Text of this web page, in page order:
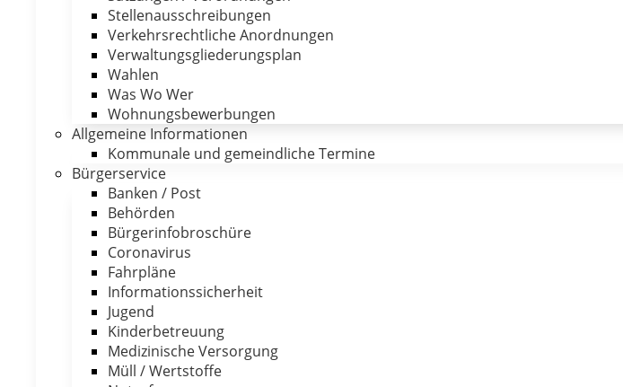
Stellenausschreibungen
Verkehrsrechtliche Anordnungen
Verwaltungsgliederungsplan
Wahlen
Was Wo Wer
Wohnungsbewerbungen
Allgemeine Informationen
Kommunale und gemeindliche Termine
Bürgerservice
Banken / Post
Behörden
Bürgerinfobroschüre
Coronavirus
Fahrpläne
Informationssicherheit
Jugend
Kinderbetreuung
Medizinische Versorgung
Müll / Wertstoffe